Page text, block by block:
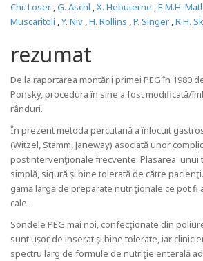
Chr. Loser ,G. Aschl ,X. Hebuterne ,E.M.H.
Muscaritoli ,Y. Niv ,H. Rollins ,P. Singer ,R.H.
rezumat
De la raportarea montării primei PEG în 1980
Ponsky, procedura în sine a fost modificată/
rânduri.
În prezent metoda percutană a înlocuit
(Witzel, Stamm, Janeway) asociată unor
postintervenţionale frecvente. Plasarea unui
simplă, sigură şi bine tolerată de către
gamă largă de preparate nutriţionale ce pot fi
cale.
Sondele PEG mai noi, confecţionate din
sunt uşor de inserat şi bine tolerate, iar
spectru larg de formule de nutriţie enterală